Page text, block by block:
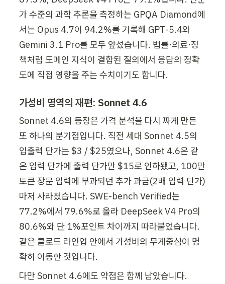
가 수준의 과학 추론을 측정하는 GPQA Diamond에
서는 Opus 4.7이 94.2%를 기록해 GPT-5.4와
Gemini 3.1 Pro를 모두 앞섰습니다. 법률·의료·정
책처럼 도메인 지식이 결합된 질의에서 응답의 정확
도에 직접 영향을 주는 수치이기도 합니다.
가성비 영역의 재편: Sonnet 4.6
Sonnet 4.6의 등장은 가격 분석을 다시 짜게 만든
또 하나의 분기점입니다. 직전 세대 Sonnet 4.5의
입출력 단가는 $3 / $25였으나, Sonnet 4.6은 같
은 입력 단가에 출력 단가만 $15로 인하됐고, 100만
토큰 장문 입력에 부과되던 추가 과금(2배 입력 단가)
마저 사라졌습니다. SWE-bench Verified는
77.2%에서 79.6%로 올라 DeepSeek V4 Pro의
80.6%와 단 1%포인트 차이까지 따라붙었습니다.
같은 클로드 라인업 안에서 가성비의 무게중심이 명
확히 이동한 것입니다.
다만 Sonnet 4.6에도 약점은 함께 남았습니다.